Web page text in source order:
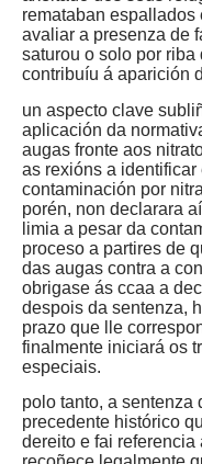
remataban espallados
avaliar a presenza de
saturou o solo por
contribuíu á aparición
un aspecto clave
aplicación da
augas fronte aos
as rexións a identificar
contaminación por
porén, non declarara
limia a pesar da
proceso a partires de
das augas contra a
obrigase ás ccaa a
despois da sentenza,
prazo que lle
finalmente iniciará os
especiais.
polo tanto, a sentenza
precedente histórico
dereito e fai